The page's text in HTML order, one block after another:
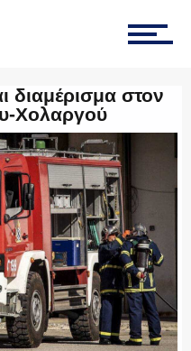
διαμέρισμα στον
Χολαργού